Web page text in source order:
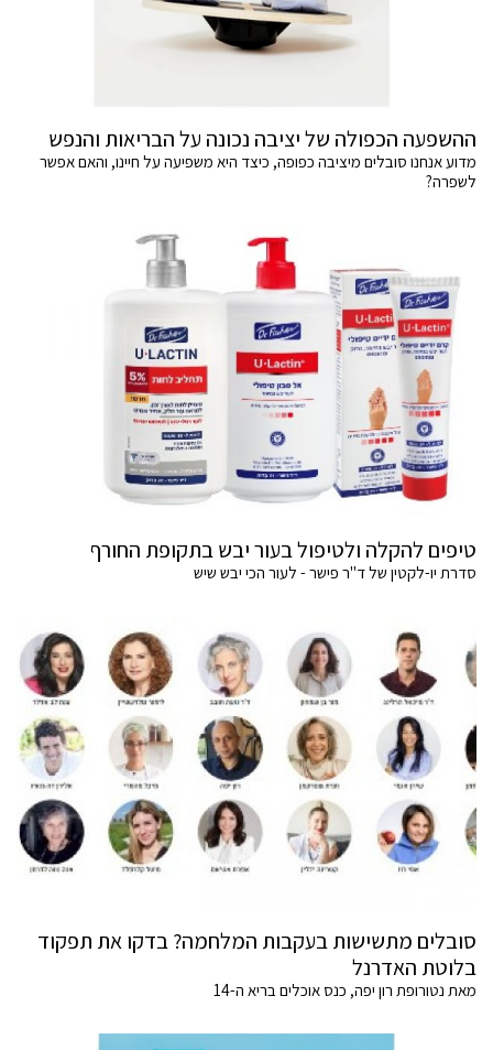
ההשפעה הכפולה של יציבה נכונה על הבריאות והנפש
מדוע אנחנו סובלים מיציבה כפופה, כיצד היא משפיעה על חיינו, והאם אפשר
לשפרה?
טיפים להקלה ולטיפול בעור יבש בתקופת החורף
סדרת יו-לקטין של ד"ר פישר - לעור הכי יבש שיש
סובלים מתשישות בעקבות המלחמה? בדקו את תפקוד
בלוטת האדרנל
מאת נטורופת רון יפה, כנס אוכלים בריא ה-14